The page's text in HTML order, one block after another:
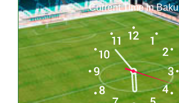
Current Time in Baku